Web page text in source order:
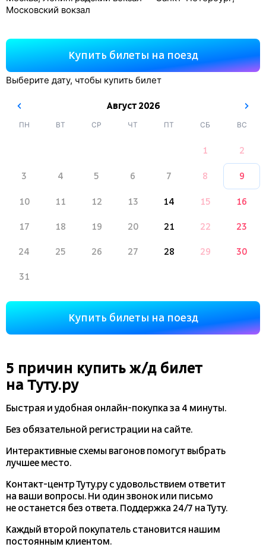
Московский вокзал
Купить билеты на поезд
Выберите дату, чтобы купить билет
Август2026
ПН ВТ СР ЧТ ПТ СБ ВС
1 2
3 4 5 6 7 8 9
10 11 12 13 14 15 16
17 18 19 20 21 22 23
24 25 26 27 28 29 30
31
Купить билеты на поезд
5 причин купить ж/д билет
на Туту.ру
Быстрая и удобная онлайн-покупказа 4 минуты.
Без обязательной регистрации на сайте.
Интерактивные схемы вагонов помогут выбрать
лучшее место.
Контакт-центр Туту.ру с удовольствием ответит
на ваши вопросы. Ни один звонок или письмо
не останется без ответа. Поддержка 24/7 на Туту.
Каждый второй покупатель становится нашим
постоянным клиентом.